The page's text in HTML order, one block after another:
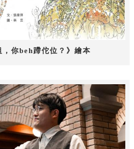
你beh蹛佗位？》繪本